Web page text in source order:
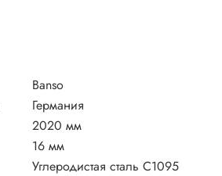
Banso
Германия
2020 мм
16 мм
Углеродистая сталь C1095